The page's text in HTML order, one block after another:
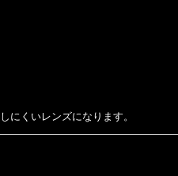
にくいレンズになります。